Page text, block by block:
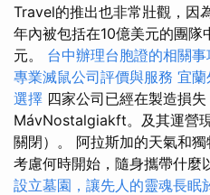
Travel的推出也非常壯觀，因
年內被包括在10億美元的團隊
元。 台中辦理台胞證的相關事
專業滅鼠公司評價與服務 宜蘭
選擇 四家公司已經在製造損
MávNostalgiakft。及其運營
關閉）。 阿拉斯加的天氣和
考慮何時開始，隨身攜帶什麼
設立墓園，讓先人的靈魂長眠